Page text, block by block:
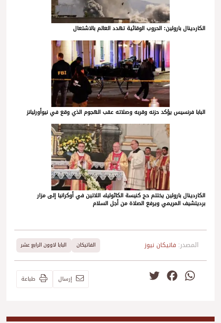
الكاردينال بارولين: الحروب الوقائية تهدد العالم بالاشتعال
البابا فرنسيس يؤكد حزنه وقربه وصلاته عقب الهجوم الذي وقع في نيوأورليانز
الكاردينال بارولين يختتم حج كنيسة الكاثوليك اللاتين في أوكرانيا إلى مزار
برديتشيف المريمي ويرفع الصلاة من أجل السلام
المصدر: فاتيكان نيوز الفاتيكان البابا لاوون الرابع عشر
WhatsApp
Facebook إرسال طباعة